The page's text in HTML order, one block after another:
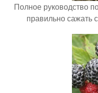
Полное руководство
правильно сажать